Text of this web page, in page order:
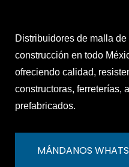
Distribuidores de malla
construcción en todo
ofreciendo calidad,
constructoras, ferreterías,
prefabricados.
MÁNDANOS